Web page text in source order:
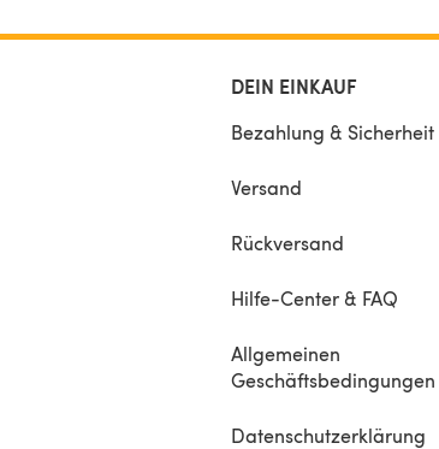
DEIN EINKAUF
Bezahlung & Sicherheit
Versand
Rückversand
Hilfe-Center & FAQ
Allgemeinen
Geschäftsbedingungen
Datenschutzerklärung